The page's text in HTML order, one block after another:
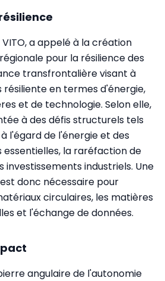
VITO, a appelé à la création
pour la résilience des
transfrontalière visant à
résiliente en termes d'énergie,
et de technologie. Selon elle,
à des défis structurels tels
l'égard de l'énergie et des
la raréfaction de
investissements industriels. Une
donc nécessaire pour
circulaires, les matières
et l'échange de données.
angulaire de l'autonomie